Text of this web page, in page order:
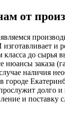
от
и
до сырья
нюансы заказа
наличия
долго
и поставку